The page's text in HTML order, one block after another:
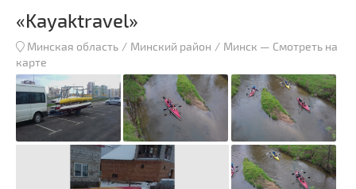
«Kayaktravel»
Минская область Минский район Минск — Смотреть на
карте